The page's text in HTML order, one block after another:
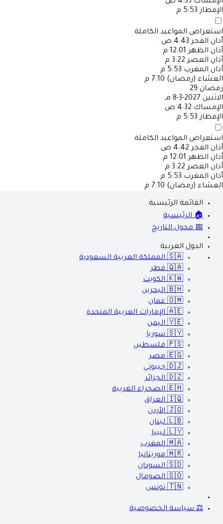
الإمساك 4:33 ص
الإفطار 5:53 م
استعراض المواعيد الكاملة
أذان الفجر 4:43 ص
أذان الظهر 12:01 م
أذان العصر 3:22 م
أذان المغرب 5:53 م
العشاء (رمضان) 7:10 م
رمضان 29
الاثنين 2027-3-8 مـ
الإمساك 4:32 ص
الإفطار 5:53 م
استعراض المواعيد الكاملة
أذان الفجر 4:42 ص
أذان الظهر 12:01 م
أذان العصر 3:22 م
أذان المغرب 5:53 م
العشاء (رمضان) 7:10 م
القائمة الرئيسية
🏠 الرئيسية
📅 محول التاريخ
الدول العربية
🇸🇦 المملكة العربية السعودية
🇶🇦 قطر
🇰🇼 الكويت
🇧🇭 البحرين
🇴🇲 عمان
🇦🇪 الإمارات العربية المتحدة
🇾🇪 اليمن
🇸🇾 سوريا
🇵🇸 فلسطين
🇪🇬 مصر
🇩🇯 جيبوتي
🇩🇿 الجزائر
🇪🇭 الصحراء الغربية
🇮🇶 العراق
🇯🇴 الأردن
🇱🇧 لبنان
🇱🇾 ليبيا
🇲🇦 المغرب
🇲🇷 موريتانيا
🇸🇩 السودان
🇸🇴 الصومال
🇹🇳 تونس
⚖️ سياسة الخصوصية